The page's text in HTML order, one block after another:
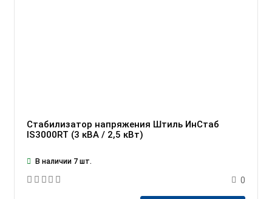
Стабилизатор напряжения Штиль ИнСтаб
IS3000RT (3 кВА / 2,5 кВт)
В наличии 7 шт.
0